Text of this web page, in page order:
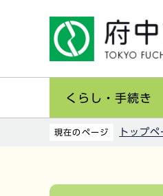
くらし・手続き
現在のページ トップペ